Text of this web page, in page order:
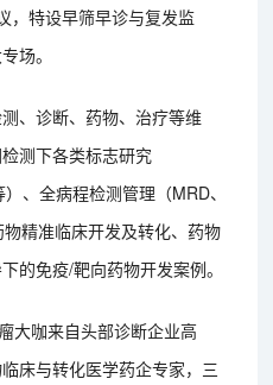
，特设早筛早诊与复发监
场。
、诊断、药物、治疗等维
测下各类标志研究
、全病程检测管理（MRD、
精准临床开发及转化、药物
的免疫/靶向药物开发案例。
大咖来自头部诊断企业高
床与转化医学药企专家，三